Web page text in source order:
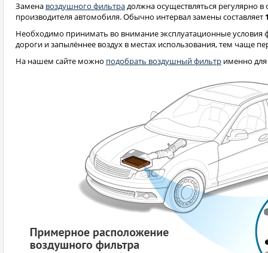
Замена воздушного фильтрадолжна осуществляться регулярно в
производителя автомобиля. Обычно интервал замены составляет
Необходимо принимать во внимание эксплуатационные условия
дороги и запылённее воздух в местах использования, тем чаще
На нашем сайте можно подобрать воздушный фильтр именно